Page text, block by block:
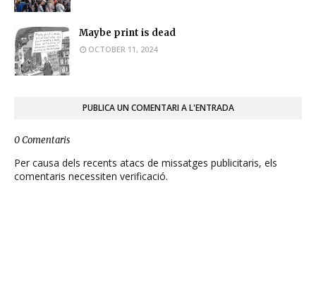
Maybe print is dead
OCTOBER 11, 2024
PUBLICA UN COMENTARI A L'ENTRADA
0 Comentaris
Per causa dels recents atacs de missatges publicitaris, els
comentaris necessiten verificació.